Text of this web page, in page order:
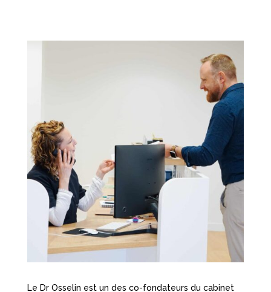
Le Dr Osselin est un des co-fondateurs du cabinet